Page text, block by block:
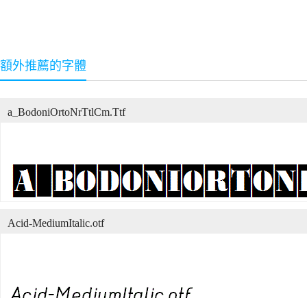
額外推薦的字體
a_BodoniOrtoNrTtlCm.Ttf
Acid-MediumItalic.otf